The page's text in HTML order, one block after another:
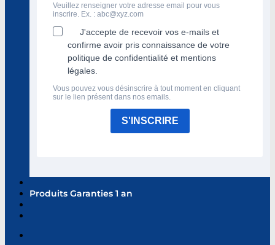
Veuillez renseigner votre adresse email pour vous
inscrire. Ex. : abc@xyz.com
J'accepte de recevoir vos e-mails et
confirme avoir pris connaissance de votre
politique de confidentialité et mentions
légales.
Vous pouvez vous désinscrire à tout moment en cliquant
sur le lien présent dans nos emails.
S'INSCRIRE
Produits Garanties 1 an